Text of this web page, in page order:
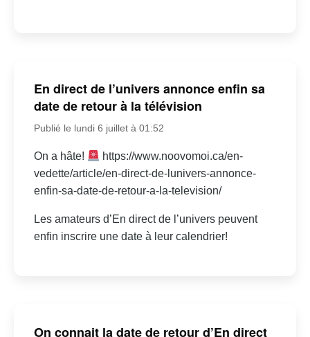
En direct de l’univers annonce enfin sa
date de retour à la télévision
Publié le lundi 6 juillet à 01:52
On a hâte!
https://www.noovomoi.ca/en-
vedette/article/en-direct-de-lunivers-annonce-
enfin-sa-date-de-retour-a-la-television/
Les amateurs d’En direct de l’univers peuvent
enfin inscrire une date à leur calendrier!
On connait la date de retour d’En direct